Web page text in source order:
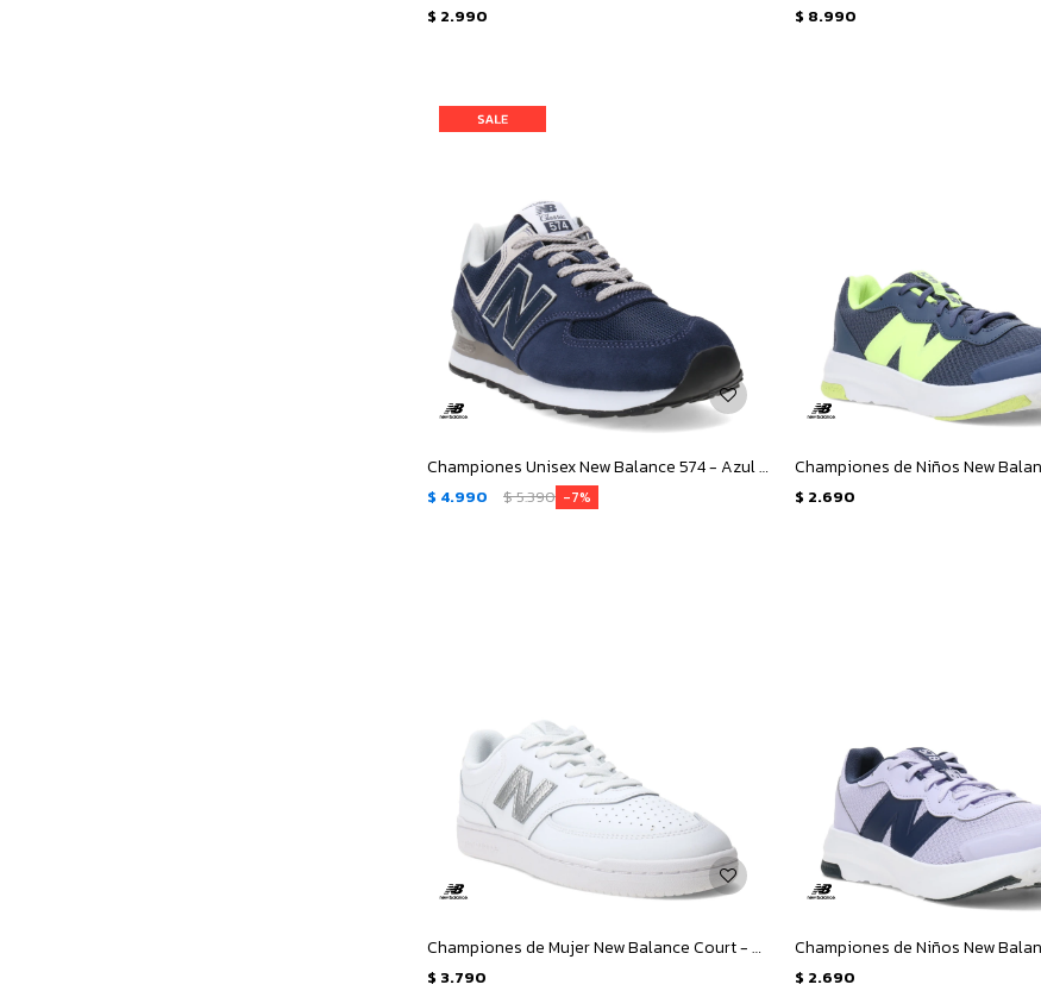
$ 2.990 $ 8.990
Championes Unisex New Balance 574 - Azul Marino - Gris
$ 4.990 $5.390 7 $ 2.690
Championes de Mujer New Balance Court - Blanco - Plata
$ 3.790 $ 2.690